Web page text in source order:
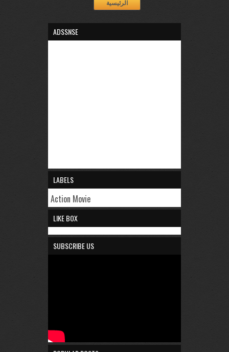
الرئيسية
ADSSNSE
LABELS
Action Movie
LIKE BOX
SUBSCRIBE US